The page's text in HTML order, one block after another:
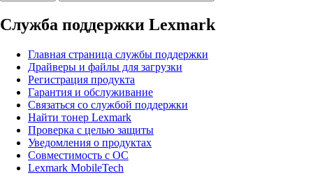
Служба поддержки Lexmark
Главная страница службы поддержки
Драйверы и файлы для загрузки
Регистрация продукта
Гарантия и обслуживание
Связаться со службой поддержки
Найти тонер Lexmark
Проверка с целью защиты
Уведомления о продуктах
Совместимость с ОС
Lexmark MobileTech